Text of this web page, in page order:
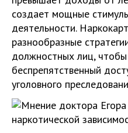
создает мощные
деятельности.
разнообразные
должностных лиц,
беспрепятственный
уголовного